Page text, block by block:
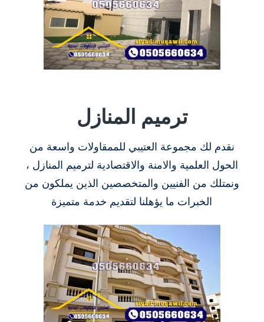
ترميم المنازل
نقدم لك مجموعة العتيبي للممقاولات واسعة من
الحول العلمية والامنة والاقتصادية لترميم المنازل ،
ونمتلك من الفنيين والمتخصصين الذين يملكون من
الخبرات ما يؤهلنا لتقديم خدمة متميزة